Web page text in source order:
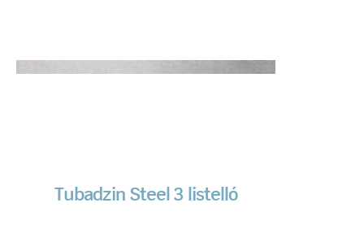
Tubadzin Steel 3 listelló